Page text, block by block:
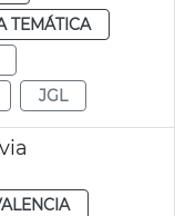
TEMÁTICA
JGL